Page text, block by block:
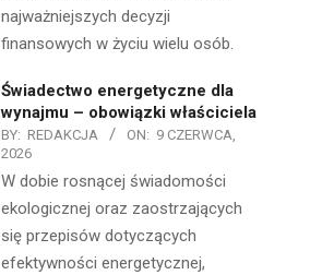
najważniejszych decyzji
finansowych w życiu wielu osób.
Świadectwo energetyczne dla
wynajmu – obowiązki właściciela
BY: REDAKCJA ON: 9 CZERWCA,
2026
W dobie rosnącej świadomości
ekologicznej oraz zaostrzających
się przepisów dotyczących
efektywności energetycznej,